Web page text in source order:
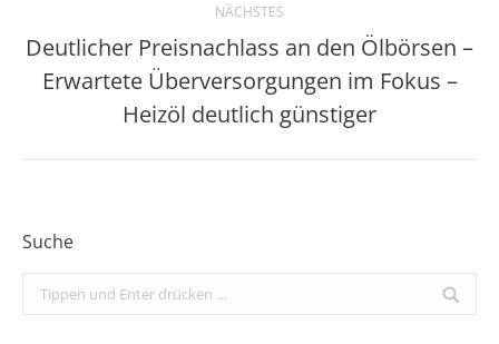
NÄCHSTES
Nächster
Beitrag:
Deutlicher Preisnachlass an den Ölbörsen –
Erwartete Überversorgungen im Fokus –
Heizöl deutlich günstiger
Suche
Search: